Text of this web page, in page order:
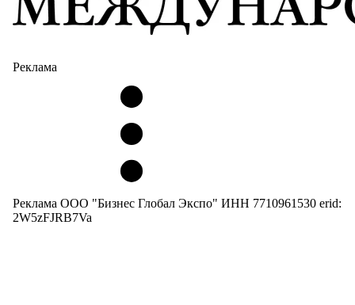
Реклама
Реклама ООО "Бизнес Глобал Экспо" ИНН 7710961530 erid:
2W5zFJRB7Va